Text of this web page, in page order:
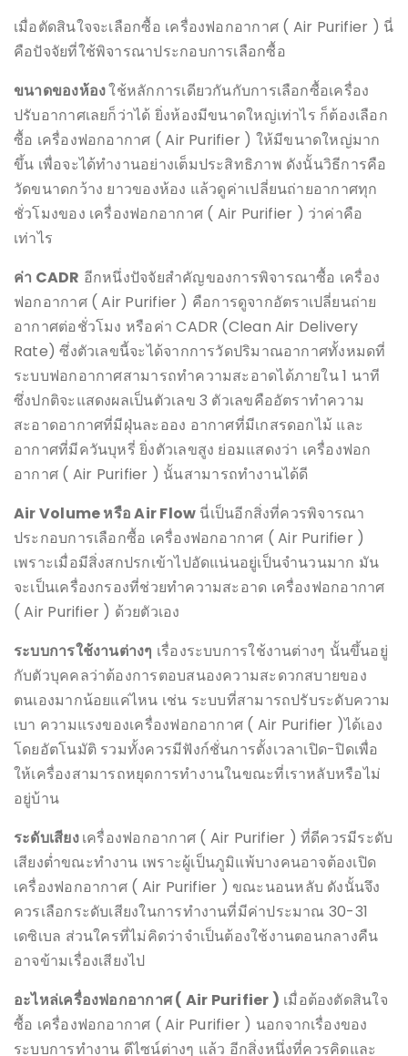
เมื่อตัดสินใจจะเลือกซื้อ เครื่องฟอกอากาศ ( Air Purifier ) นี่
คือปัจจัยที่ใช้พิจารณาประกอบการเลือกซื้อ
ขนาดของห้องใช้หลักการเดียวกันกับการเลือกซื้อเครื่อง
ปรับอากาศเลยก็ว่าได้ ยิ่งห้องมีขนาดใหญ่เท่าไร ก็ต้องเลือก
ซื้อ เครื่องฟอกอากาศ ( Air Purifier ) ให้มีขนาดใหญ่มาก
ขึ้น เพื่อจะได้ทำงานอย่างเต็มประสิทธิภาพ ดังนั้นวิธีการคือ
วัดขนาดกว้าง ยาวของห้อง แล้วดูค่าเปลี่ยนถ่ายอากาศทุก
ชั่วโมงของ เครื่องฟอกอากาศ ( Air Purifier ) ว่าค่าคือ
เท่าไร
ค่า CADR อีกหนึ่งปัจจัยสำคัญของการพิจารณาซื้อ เครื่อง
ฟอกอากาศ ( Air Purifier ) คือการดูจากอัตราเปลี่ยนถ่าย
อากาศต่อชั่วโมง หรือค่า CADR (Clean Air Delivery
Rate) ซึ่งตัวเลขนี้จะได้จากการวัดปริมาณอากาศทั้งหมดที่
ระบบฟอกอากาศสามารถทำความสะอาดได้ภายใน 1 นาที
ซึ่งปกติจะแสดงผลเป็นตัวเลข 3 ตัวเลขคืออัตราทำความ
สะอาดอากาศที่มีฝุ่นละออง อากาศที่มีเกสรดอกไม้ และ
อากาศที่มีควันบุหรี่ ยิ่งตัวเลขสูง ย่อมแสดงว่า เครื่องฟอก
อากาศ ( Air Purifier ) นั้นสามารถทำงานได้ดี
Air Volume หรือ Air Flow นี่เป็นอีกสิ่งที่ควรพิจารณา
ประกอบการเลือกซื้อ เครื่องฟอกอากาศ ( Air Purifier )
เพราะเมื่อมีสิ่งสกปรกเข้าไปอัดแน่นอยู่เป็นจำนวนมาก มัน
จะเป็นเครื่องกรองที่ช่วยทำความสะอาด เครื่องฟอกอากาศ
( Air Purifier ) ด้วยตัวเอง
ระบบการใช้งานต่างๆ เรื่องระบบการใช้งานต่างๆ นั้นขึ้นอยู่
กับตัวบุคคลว่าต้องการตอบสนองความสะดวกสบายของ
ตนเองมากน้อยแค่ไหน เช่น ระบบที่สามารถปรับระดับความ
เบา ความแรงของเครื่องฟอกอากาศ ( Air Purifier )ได้เอง
โดยอัตโนมัติ รวมทั้งควรมีฟังก์ชั่นการตั้งเวลาเปิด-ปิดเพื่อ
ให้เครื่องสามารถหยุดการทำงานในขณะที่เราหลับหรือไม่
อยู่บ้าน
ระดับเสียงเครื่องฟอกอากาศ ( Air Purifier ) ที่ดีควรมีระดับ
เสียงต่ำขณะทำงาน เพราะผู้เป็นภูมิแพ้บางคนอาจต้องเปิด
เครื่องฟอกอากาศ ( Air Purifier ) ขณะนอนหลับ ดังนั้นจึง
ควรเลือกระดับเสียงในการทำงานที่มีค่าประมาณ 30-31
เดซิเบล ส่วนใครที่ไม่คิดว่าจำเป็นต้องใช้งานตอนกลางคืน
อาจข้ามเรื่องเสียงไป
อะไหล่เครื่องฟอกอากาศ ( Air Purifier ) เมื่อต้องตัดสินใจ
ซื้อ เครื่องฟอกอากาศ ( Air Purifier ) นอกจากเรื่องของ
ระบบการทำงาน ดีไซน์ต่างๆ แล้ว อีกสิ่งหนึ่งที่ควรคิดและ